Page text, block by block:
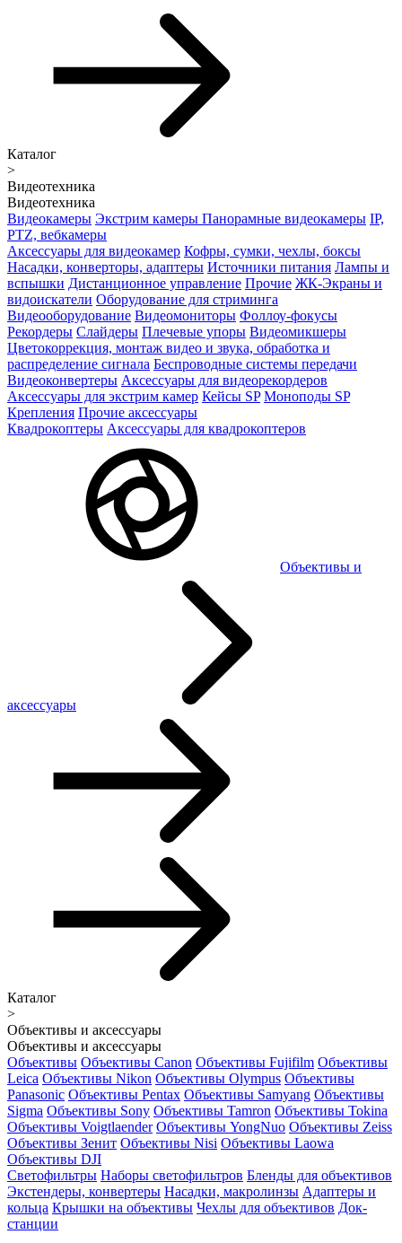
Каталог
>
Видеотехника
Видеотехника
Видеокамеры Экстрим камеры Панорамные видеокамеры IP,
PTZ, вебкамеры
Аксессуары для видеокамер Кофры, сумки, чехлы, боксы
Насадки, конверторы, адаптеры Источники питания Лампы и
вспышки Дистанционное управление Прочие ЖК-Экраны и
видоискатели Оборудование для стриминга
Видеооборудование Видеомониторы Фоллоу-фокусы
Рекордеры Слайдеры Плечевые упоры Видеомикшеры
Цветокоррекция, монтаж видео и звука, обработка и
распределение сигнала Беспроводные системы передачи
Видеоконвертеры Аксессуары для видеорекордеров
Аксессуары для экстрим камер Кейсы SP Моноподы SP
Крепления Прочие аксессуары
Квадрокоптеры Аксессуары для квадрокоптеров
Объективы и
аксессуары
Каталог
>
Объективы и аксессуары
Объективы и аксессуары
Объективы Объективы Canon Объективы Fujifilm Объективы
Leica Объективы Nikon Объективы Olympus Объективы
Panasonic Объективы Pentax Объективы Samyang Объективы
Sigma Объективы Sony Объективы Tamron Объективы Tokina
Объективы Voigtlaender Объективы YongNuo Объективы Zeiss
Объективы Зенит Объективы Nisi Объективы Laowa
Объективы DJI
Светофильтры Наборы светофильтров Бленды для объективов
Экстендеры, конвертеры Насадки, макролинзы Адаптеры и
кольца Крышки на объективы Чехлы для объективов Док-
станции